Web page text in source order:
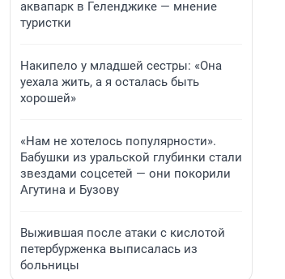
аквапарк в Геленджике — мнение
туристки
Накипело у младшей сестры: «Она
уехала жить, а я осталась быть
хорошей»
«Нам не хотелось популярности».
Бабушки из уральской глубинки стали
звездами соцсетей — они покорили
Агутина и Бузову
Выжившая после атаки с кислотой
петербурженка выписалась из
больницы